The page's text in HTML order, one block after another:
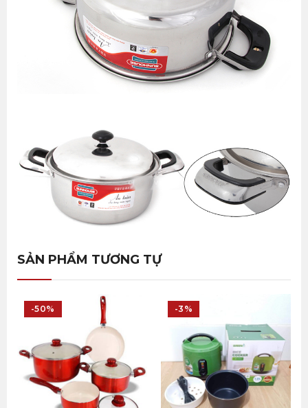
SẢN PHẨM TƯƠNG TỰ
-50% -3%